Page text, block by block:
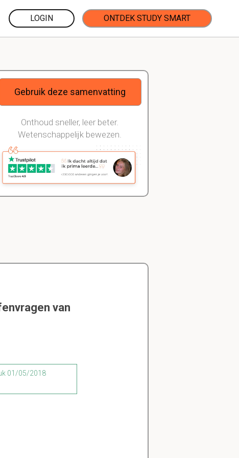
LOGIN ONTDEK STUDY SMART
Gebruik deze samenvatting
Onthoud sneller, leer beter.
Wetenschappelijk bewezen.
van
01/05/2018